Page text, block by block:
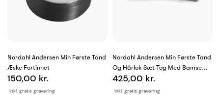
Nordahl Andersen Min Første Tand
Æske Fortinnet
inkl. gratis gravering
150,00 kr.
Nordahl Andersen Min Første Tand
Og Hårlok Sæt Tog Med Bamse
Fortinnet
inkl. gratis gravering
425,00 kr.